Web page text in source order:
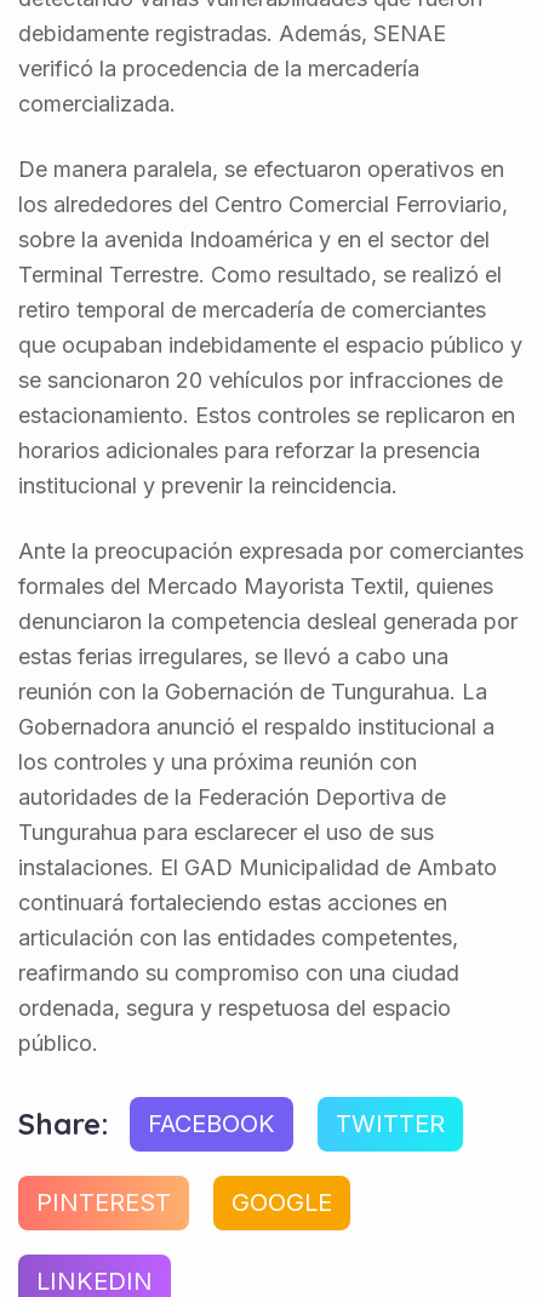
debidamente registradas. Además, SENAE
verificó la procedencia de la mercadería
comercializada.
De manera paralela, se efectuaron operativos en
los alrededores del Centro Comercial Ferroviario,
sobre la avenida Indoamérica y en el sector del
Terminal Terrestre. Como resultado, se realizó el
retiro temporal de mercadería de comerciantes
que ocupaban indebidamente el espacio público y
se sancionaron 20 vehículos por infracciones de
estacionamiento. Estos controles se replicaron en
horarios adicionales para reforzar la presencia
institucional y prevenir la reincidencia.
Ante la preocupación expresada por comerciantes
formales del Mercado Mayorista Textil, quienes
denunciaron la competencia desleal generada por
estas ferias irregulares, se llevó a cabo una
reunión con la Gobernación de Tungurahua. La
Gobernadora anunció el respaldo institucional a
los controles y una próxima reunión con
autoridades de la Federación Deportiva de
Tungurahua para esclarecer el uso de sus
instalaciones. El GAD Municipalidad de Ambato
continuará fortaleciendo estas acciones en
articulación con las entidades competentes,
reafirmando su compromiso con una ciudad
ordenada, segura y respetuosa del espacio
público.
Share: FACEBOOK TWITTER
PINTEREST GOOGLE
LINKEDIN